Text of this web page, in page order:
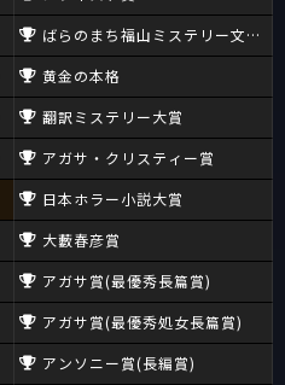
ばらのまち福山ミステリー文学新
黄金の本格
翻訳ミステリー大賞
アガサ・クリスティー賞
日本ホラー小説大賞
大藪春彦賞
アガサ賞(最優秀長篇賞)
アガサ賞(最優秀処女長篇賞)
アンソニー賞(長編賞)